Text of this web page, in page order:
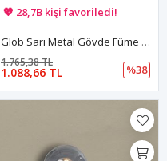
💸 Sepette 100 TL indirim!
Glob Sarı Metal Gövde Füme Camlı Tasarım Lüx Masa Lambası
1.088,66 TL
1.765,38 TL
%38